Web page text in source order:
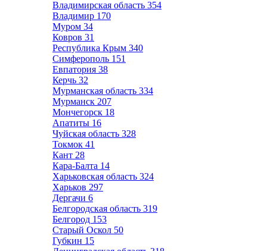
Владимирская область 354
Владимир 170
Муром 34
Ковров 31
Республика Крым 340
Симферополь 151
Евпатория 38
Керчь 32
Мурманская область 334
Мурманск 207
Мончегорск 18
Апатиты 16
Чуйская область 328
Токмок 41
Кант 28
Кара-Балта 14
Харьковская область 324
Харьков 297
Дергачи 6
Белгородская область 319
Белгород 153
Старый Оскол 50
Губкин 15